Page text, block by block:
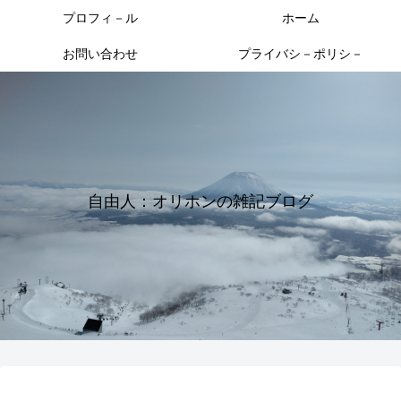
自由人：オリホンの雑記ブログ
プロフィ－ル ホーム
お問い合わせ プライバシ－ポリシ－